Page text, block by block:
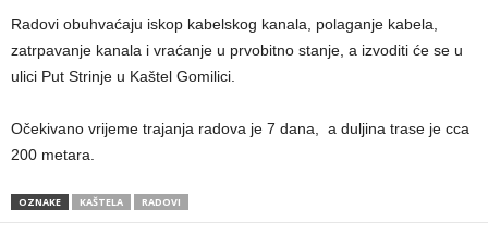
Radovi obuhvaćaju iskop kabelskog kanala, polaganje kabela,
zatrpavanje kanala i vraćanje u prvobitno stanje, a izvoditi će se u
ulici Put Strinje u Kaštel Gomilici.
Očekivano vrijeme trajanja radova je 7 dana, a duljina trase je cca
200 metara.
OZNAKE KAŠTELA RADOVI